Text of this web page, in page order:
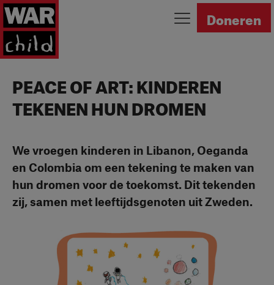
Ga naar homepage Doneren
PEACE OF ART: KINDEREN
TEKENEN HUN DROMEN
We vroegen kinderen in Libanon, Oeganda
en Colombia om een tekening te maken van
hun dromen voor de toekomst. Dit tekenden
zij, samen met leeftijdsgenoten uit Zweden.